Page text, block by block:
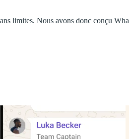
limites. Nous avons donc conçu